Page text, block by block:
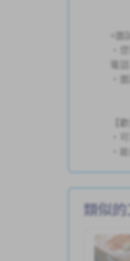
<
・
電
・
【
・
・
類似